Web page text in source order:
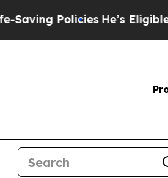
PoliciesHe’s Eligible for